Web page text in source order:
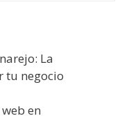
La
tu negocio
en